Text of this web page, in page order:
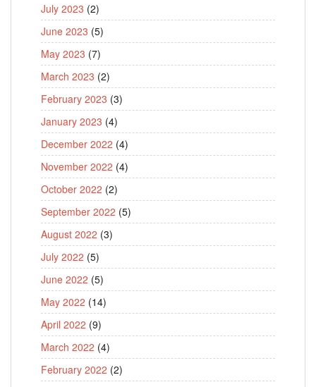
July 2023 (2)
June 2023 (5)
May 2023 (7)
March 2023 (2)
February 2023 (3)
January 2023 (4)
December 2022 (4)
November 2022 (4)
October 2022 (2)
September 2022 (5)
August 2022 (3)
July 2022 (5)
June 2022 (5)
May 2022 (14)
April 2022 (9)
March 2022 (4)
February 2022 (2)